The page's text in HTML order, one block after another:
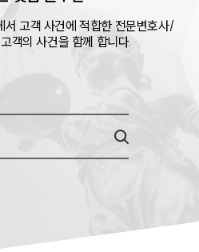
서 고객 사건에 적합한 전문변호사/
객의 사건을 함께 합니다.